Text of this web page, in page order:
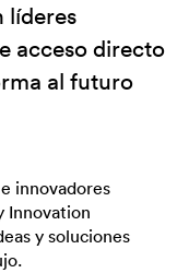
líderes
acceso directo
al futuro
innovadores
Innovation
y soluciones